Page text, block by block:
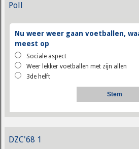
Poll
Nu weer weer gaan voetballen,
meest op
Sociale aspect
Weer lekker voetballen met zijn allen
3de helft
DZC'68 1